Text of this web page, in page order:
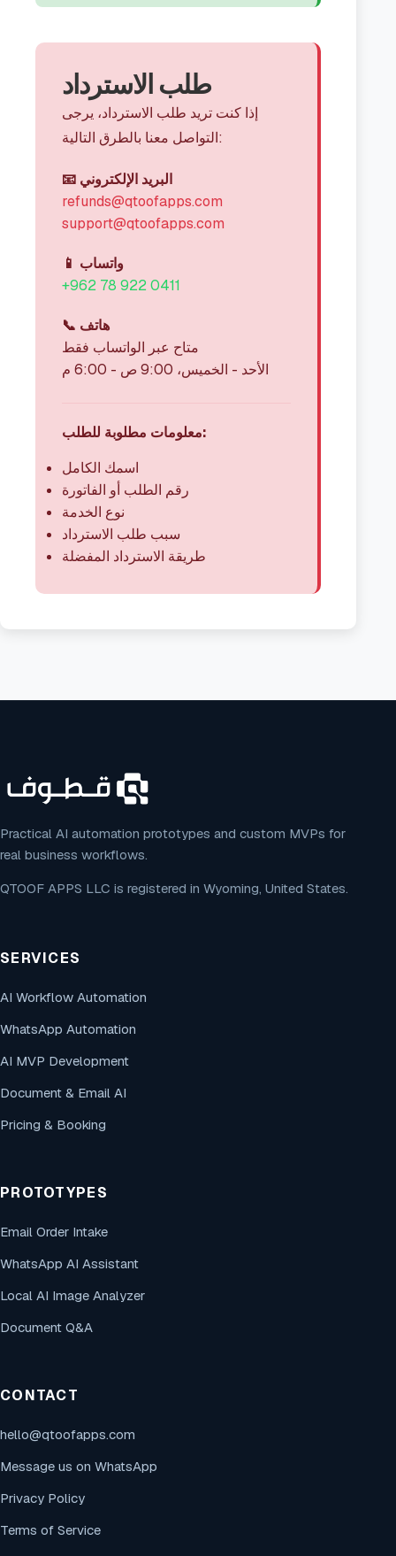
طلب الاسترداد
إذا كنت تريد طلب الاسترداد، يرجى
التواصل معنا بالطرق التالية:
📧 البريد الإلكتروني
refunds@qtoofapps.com
support@qtoofapps.com
📱 واتساب
+962 78 922 0411
📞 هاتف
متاح عبر الواتساب فقط
الأحد - الخميس، 9:00 ص - 6:00 م
معلومات مطلوبة للطلب:
اسمك الكامل
رقم الطلب أو الفاتورة
نوع الخدمة
سبب طلب الاسترداد
طريقة الاسترداد المفضلة
Practical AI automation prototypes and custom MVPs for
real business workflows.
QTOOF APPS LLC is registered in Wyoming, United States.
SERVICES
AI Workflow Automation
WhatsApp Automation
AI MVP Development
Document & Email AI
Pricing & Booking
PROTOTYPES
Email Order Intake
WhatsApp AI Assistant
Local AI Image Analyzer
Document Q&A
CONTACT
hello@qtoofapps.com
Message us on WhatsApp
Privacy Policy
Terms of Service